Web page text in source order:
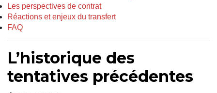
Les perspectives de contrat
Réactions et enjeux du transfert
FAQ
L’historique des
tentatives précédentes